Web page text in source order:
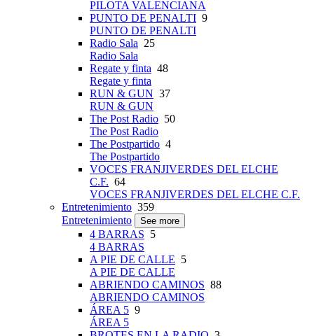
PILOTA VALENCIANA
PUNTO DE PENALTI 9
PUNTO DE PENALTI
Radio Sala 25
Radio Sala
Regate y finta 48
Regate y finta
RUN & GUN 37
RUN & GUN
The Post Radio 50
The Post Radio
The Postpartido 4
The Postpartido
VOCES FRANJIVERDES DEL ELCHE
C.F. 64
VOCES FRANJIVERDES DEL ELCHE C.F.
Entretenimiento 359
Entretenimiento
See more
4 BARRAS 5
4 BARRAS
A PIE DE CALLE 5
A PIE DE CALLE
ABRIENDO CAMINOS 88
ABRIENDO CAMINOS
ÁREA 5 9
ÁREA 5